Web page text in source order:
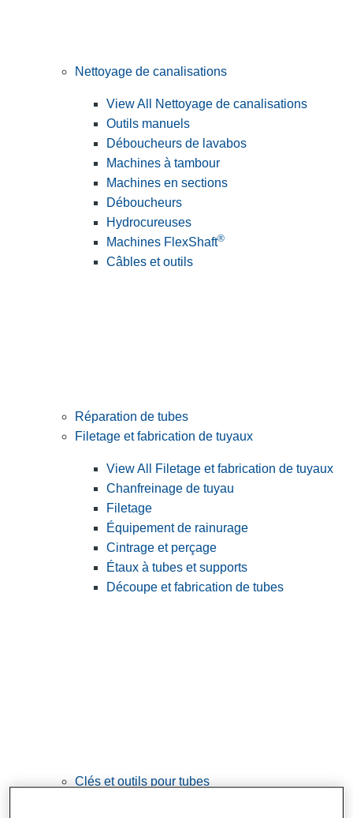
Nettoyage de canalisations
View All Nettoyage de canalisations
Outils manuels
Déboucheurs de lavabos
Machines à tambour
Machines en sections
Déboucheurs
Hydrocureuses
Machines FlexShaft®
Câbles et outils
Réparation de tubes
Filetage et fabrication de tuyaux
View All Filetage et fabrication de tuyaux
Chanfreinage de tuyau
Filetage
Équipement de rainurage
Cintrage et perçage
Étaux à tubes et supports
Découpe et fabrication de tubes
Clés et outils pour tubes